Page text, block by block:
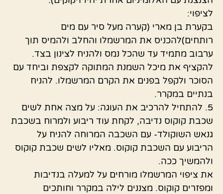
לציפוי:
בקערת בן מארי (קערה מעל סיר עם מים
רותחים)להכניס את המרשמלו והחלב ולהמיס תוך
ערבוב מתמיד עד שהכל נמס ולהניח לצינון בצד.
להקציף את מיכל השמנת המתוקה לקצפת וביחד עם
הסוכר ולקפל בפנים את הקרם המרשמלו. להניח
בנתיים במקרר.
5. להתחיל להרכיב את העוגה: על מצה אחת לשים
שכבת קוקוס נדיבה, לקחת עוד ריבוע ולמרוח בשכבת
גנאש השוקולד- עם השכבה המרוחה להניח על
הריבוע עם השכבת קוקוס. מאליו לשים שכבת קוקוס
ולהמשיך ככה.
את ציפוי המרשמלו מורחים על למעלה בנדיבות
ומפזרים קוקוס. מצננים לילה במקרר וחותכים